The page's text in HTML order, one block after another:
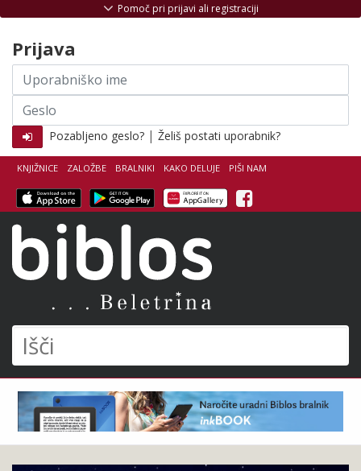
Išči
KNJIŽNICE ZALOŽBE BRALNIKI KAKO DELUJE PIŠI NAM
Facebook
Pomoč pri prijavi ali registraciji
Prijava
Uporabniško
ime
Geslo
Pozabljeno geslo? | Želiš postati uporabnik?
Francesco